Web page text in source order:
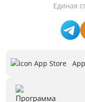
Единая